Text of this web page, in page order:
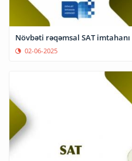
Növbəti rəqəmsal SAT
02-06-2025